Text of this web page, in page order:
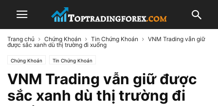
Trang chủ Chứng Khoán Tin Chứng Khoán
VNM Trading vẫn giữ
được sắc xanh dù thị trường đi xuống
Chứng Khoán Tin Chứng Khoán
VNM Trading vẫn giữ được
sắc xanh dù thị trường đi